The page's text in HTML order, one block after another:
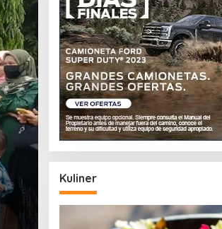
Kuliner